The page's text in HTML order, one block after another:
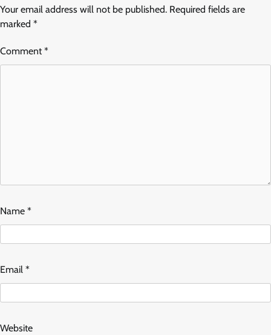
Your email address will not be published. Required fields are
marked *
Comment*
Name *
Email *
Website